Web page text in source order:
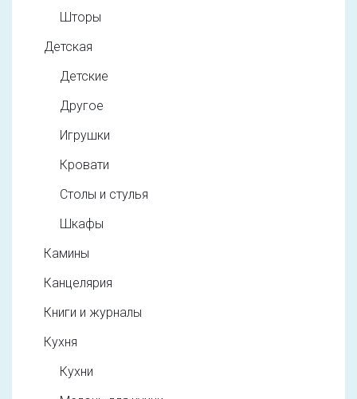
Шторы
Детская
Детские
Другое
Игрушки
Кровати
Столы и стулья
Шкафы
Камины
Канцелярия
Книги и журналы
Кухня
Кухни